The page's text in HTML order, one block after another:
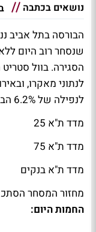
נושאים בכתבה
הבורסה בתל אביב
הסגירה. בוול
לנתוני מאקרו,
לנפילה של 6.2% הבוקר במדד שנחאי הסיני.
מדד ת"א 25
מדד ת"א 75
מדד ת"א בנקים
מחזור המסחר הסתכם ב-1.15
החמות היום: